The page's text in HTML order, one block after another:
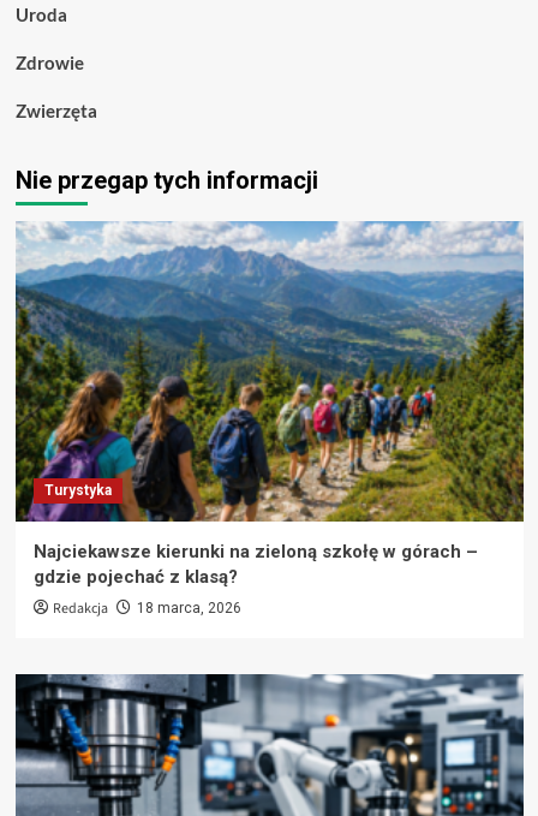
Uroda
Zdrowie
Zwierzęta
Nie przegap tych informacji
Turystyka
Najciekawsze kierunki na zieloną szkołę w górach –
gdzie pojechać z klasą?
Redakcja 18 marca, 2026